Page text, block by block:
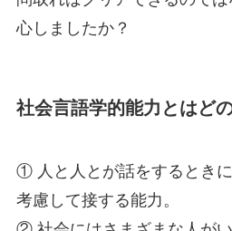
心しましたか？
社会言語学的能力とはど
① 人と人とが話をするとき
考慮して接する能力。